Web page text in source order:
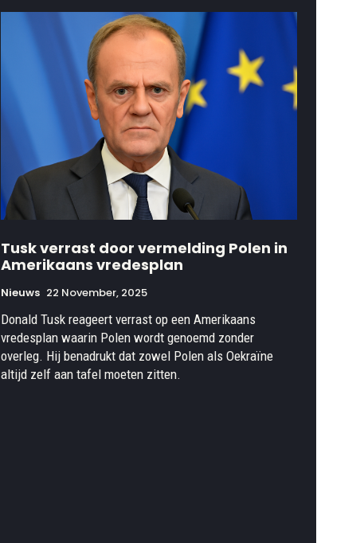
Tusk verrast door vermelding Polen in
Amerikaans vredesplan
Nieuws 22 November, 2025
Donald Tusk reageert verrast op een Amerikaans
vredesplan waarin Polen wordt genoemd zonder
overleg. Hij benadrukt dat zowel Polen als Oekraïne
altijd zelf aan tafel moeten zitten.